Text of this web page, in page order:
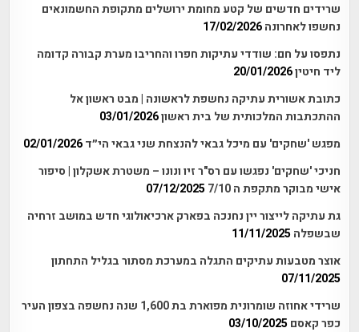
שרידים חדשים של קטע מחומת ירושלים מתקופת החשמונאים
נחשפו לאחרונה 17/02/2026
נתפסו על חם: שודדי עתיקות חפרו והחריבו מערת קבורה קדומה
ליד חיטין20/01/2026
כתובת אשורית עתיקה נחשפת לראשונה | מבט ראשון אל
ההתכתבות המלכותית של בית ראשון03/01/2026
מפגש 'שחקים' עם מיכל גבאי להנצחת שני גבאי הי״ד 02/01/2026
חניכי 'שחקים' נפגשו עם רס"ר זיו ונונו – משטרת אשקלון | סיפור
אישי מבוקר מתקפת ה 7/10
07/12/2025
גת עתיקה לייצור יין נחנכה בפארק ארכיאולוגי חדש במושב זרחיה
שבשפלה 11/11/2025
אוצר מטבעות עתיקים התגלה במערכת מסתור בגליל התחתון
07/11/2025
שרידי אחוזה שומרונית מפוארת בת 1,600 שנה נחשפה בצפון העיר
כפר קאסם 03/10/2025